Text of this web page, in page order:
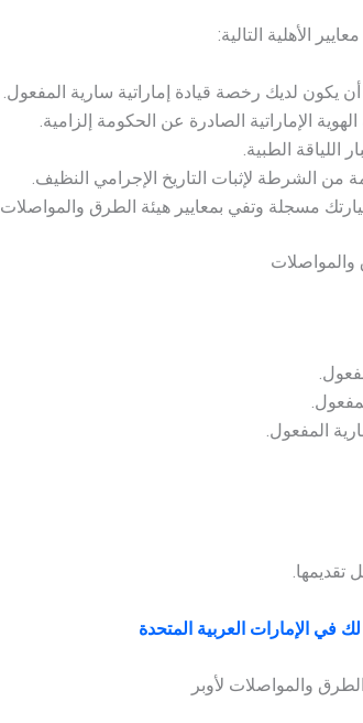
الأهلية التالية:
يكون لديك رخصة قيادة إماراتية سارية المفعول.
الإماراتية الصادرة عن الحكومة إلزامية.
اللياقة الطبية.
من الشرطة لإثبات التاريخ الإجرامي النظيف.
مسجلة وتفي بمعايير هيئة الطرق والمواصلات.
والمواصلات
المفعول.
تقديمها.
الإمارات العربية المتحدة
والمواصلات لأوبر